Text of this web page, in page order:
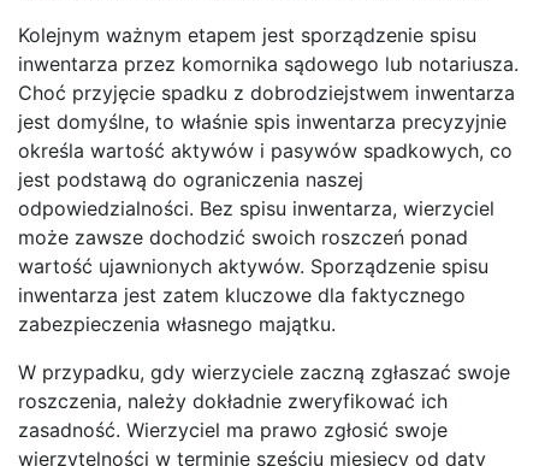
Kolejnym ważnym etapem jest sporządzenie spisu
inwentarza przez komornika sądowego lub notariusza.
Choć przyjęcie spadku z dobrodziejstwem inwentarza
jest domyślne, to właśnie spis inwentarza precyzyjnie
określa wartość aktywów i pasywów spadkowych, co
jest podstawą do ograniczenia naszej
odpowiedzialności. Bez spisu inwentarza, wierzyciel
może zawsze dochodzić swoich roszczeń ponad
wartość ujawnionych aktywów. Sporządzenie spisu
inwentarza jest zatem kluczowe dla faktycznego
zabezpieczenia własnego majątku.
W przypadku, gdy wierzyciele zaczną zgłaszać swoje
roszczenia, należy dokładnie zweryfikować ich
zasadność. Wierzyciel ma prawo zgłosić swoje
wierzytelności w terminie sześciu miesięcy od daty